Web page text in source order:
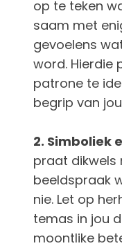
op te teken
saam met
gevoelens
word. Hierdie
patrone te
begrip van
2. Simboliek
praat dikwels
beeldspraak
nie. Let op
temas in jou
moontlike